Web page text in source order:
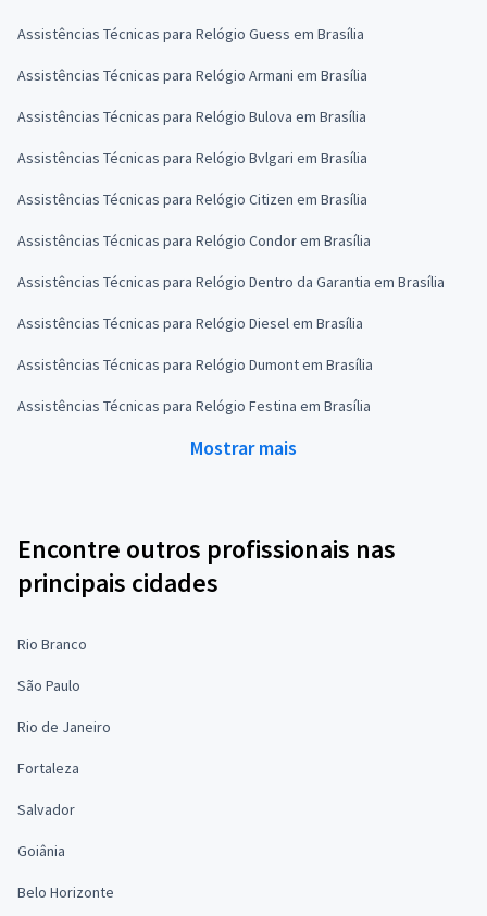
Assistências Técnicas para Relógio Guess em Brasília
Assistências Técnicas para Relógio Armani em Brasília
Assistências Técnicas para Relógio Bulova em Brasília
Assistências Técnicas para Relógio Bvlgari em Brasília
Assistências Técnicas para Relógio Citizen em Brasília
Assistências Técnicas para Relógio Condor em Brasília
Assistências Técnicas para Relógio Dentro da Garantia em Brasília
Assistências Técnicas para Relógio Diesel em Brasília
Assistências Técnicas para Relógio Dumont em Brasília
Assistências Técnicas para Relógio Festina em Brasília
Mostrar mais
Encontre outros profissionais nas
principais cidades
Rio Branco
São Paulo
Rio de Janeiro
Fortaleza
Salvador
Goiânia
Belo Horizonte